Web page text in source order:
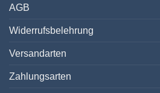
AGB
Widerrufsbelehrung
Versandarten
Zahlungsarten